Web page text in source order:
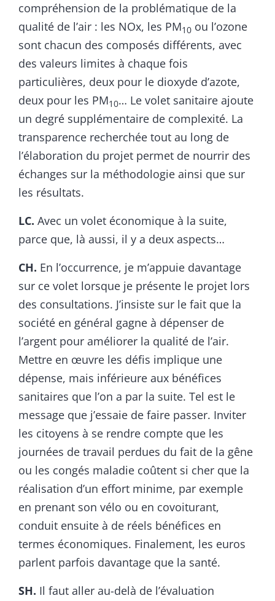
compréhension de la problématique de la
qualité de l’air : les NOx, les PM10 ou l’ozone
sont chacun des composés différents, avec
des valeurs limites à chaque fois
particulières, deux pour le dioxyde d’azote,
deux pour les PM10… Le volet sanitaire ajoute
un degré supplémentaire de complexité. La
transparence recherchée tout au long de
l’élaboration du projet permet de nourrir des
échanges sur la méthodologie ainsi que sur
les résultats.
LC. Avec un volet économique à la suite,
parce que, là aussi, il y a deux aspects…
CH. En l’occurrence, je m’appuie davantage
sur ce volet lorsque je présente le projet lors
des consultations. J’insiste sur le fait que la
société en général gagne à dépenser de
l’argent pour améliorer la qualité de l’air.
Mettre en œuvre les défis implique une
dépense, mais inférieure aux bénéfices
sanitaires que l’on a par la suite. Tel est le
message que j’essaie de faire passer. Inviter
les citoyens à se rendre compte que les
journées de travail perdues du fait de la gêne
ou les congés maladie coûtent si cher que la
réalisation d’un effort minime, par exemple
en prenant son vélo ou en covoiturant,
conduit ensuite à de réels bénéfices en
termes économiques. Finalement, les euros
parlent parfois davantage que la santé.
SH. Il faut aller au-delà de l’évaluation